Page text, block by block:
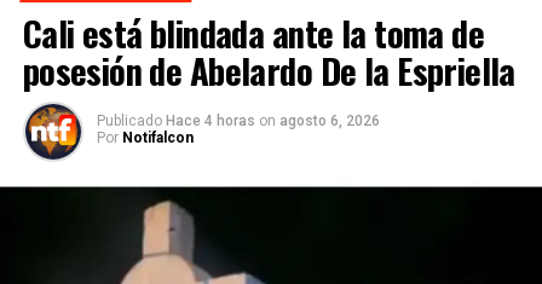
Cali está blindada ante la toma de
posesión de Abelardo De la Espriella
Publicado Hace 4 horas on agosto 6, 2026
Por Notifalcon